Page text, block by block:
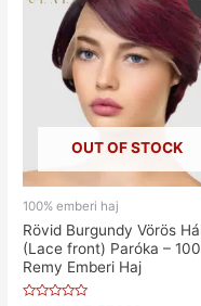
OUT OF STOCK
100% emberi haj
Rövid Burgundy Vörös
(Lace front) Paróka –
Remy Emberi Haj